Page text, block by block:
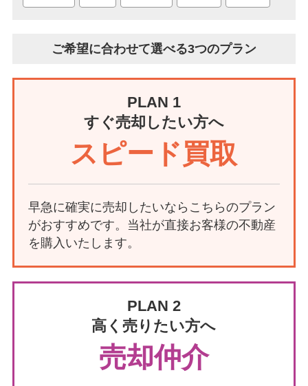
ご希望に合わせて選べる3つのプラン
PLAN 1
すぐ売却したい方へ
スピード買取
早急に確実に売却したいならこちらのプラン
がおすすめです。当社が直接お客様の不動産
を購入いたします。
PLAN 2
高く売りたい方へ
売却仲介